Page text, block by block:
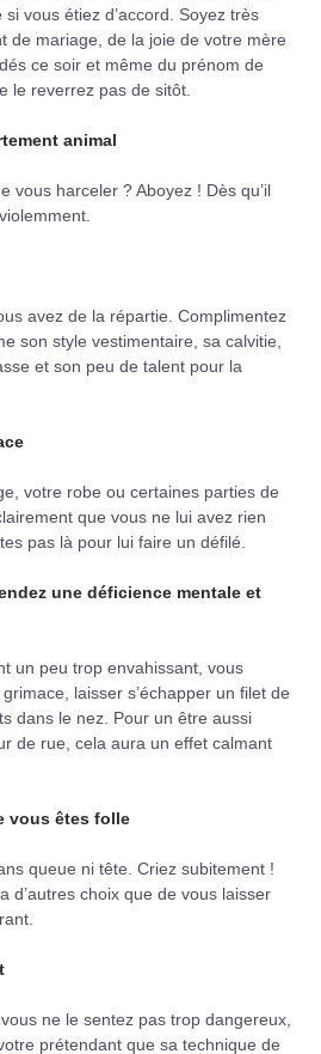
vous étiez d’accord. Soyez très
de mariage, de la joie de votre mère
ce soir et même du prénom de
le reverrez pas de sitôt.
animal
vous harceler ? Aboyez ! Dès qu’il
avez de la répartie. Complimentez
son style vestimentaire, sa calvitie,
et son peu de talent pour la
votre robe ou certaines parties de
que vous ne lui avez rien
pas là pour lui faire un défilé.
une déficience mentale et
un peu trop envahissant, vous
laisser s’échapper un filet de
dans le nez. Pour un être aussi
de rue, cela aura un effet calmant
vous êtes folle
queue ni tête. Criez subitement !
d’autres choix que de vous laisser
ne le sentez pas trop dangereux,
prétendant que sa technique de